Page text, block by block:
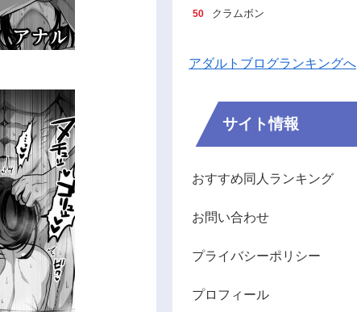
50 クラムボン
アダルトブログランキングへ
サイト情報
おすすめ同人ランキング
お問い合わせ
プライバシーポリシー
プロフィール